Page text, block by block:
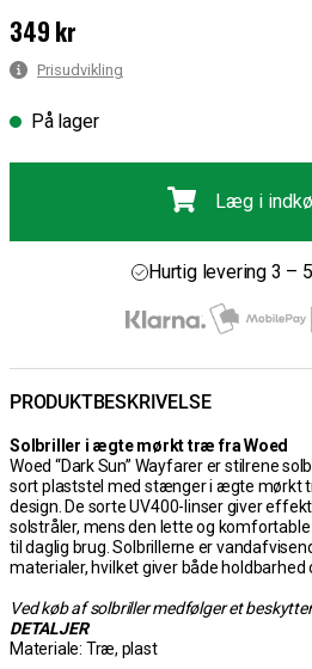
Pris: 349 kr
349 kr
Prisudvikling
På lager
Læg i
30 dages åbent køb
Hurtig levering 3 –
PRODUKTBESKRIVELSE
Solbriller i ægte mørkt træ fra Woed
Woed “Dark Sun” Wayfarer er stilrene
sort plaststel med stænger i ægte mørkt
design. De sorte UV400-linser giver
solstråler, mens den lette og
til daglig brug. Solbrillerne er
materialer, hvilket giver både holdbarhed
Ved køb af solbriller medfølger et
DETALJER
Materiale: Træ, plast